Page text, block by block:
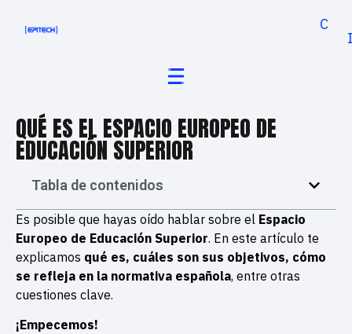
QUÉ ES EL ESPACIO EUROPEO DE
EDUCACIÓN SUPERIOR
Tabla de contenidos
Es posible que hayas oído hablar sobre el Espacio
Europeo de Educación Superior. En este artículo te
explicamos qué es, cuáles son sus objetivos, cómo
se refleja en la normativa española, entre otras
cuestiones clave.
¡Empecemos!